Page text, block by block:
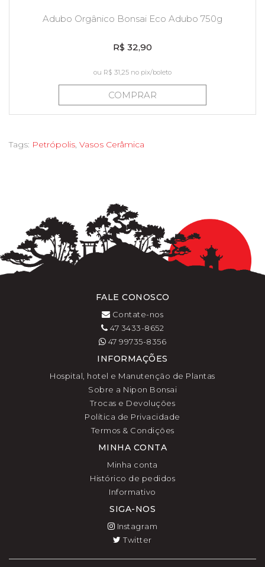
Adubo Orgânico Bonsai Eco Adubo 750g
R$ 32,90
ou R$ 31,25 no pix/boleto
COMPRAR
Tags: Petrópolis, Vasos Cerâmica
FALE CONOSCO
Contate-nos
47 3433-8652
47 99735-8356
INFORMAÇÕES
Hospital, hotel e Manutenção de Plantas
Sobre a Nipon Bonsai
Trocas e Devoluções
Política de Privacidade
Termos & Condições
MINHA CONTA
Minha conta
Histórico de pedidos
Informativo
SIGA-NOS
Instagram
Twitter